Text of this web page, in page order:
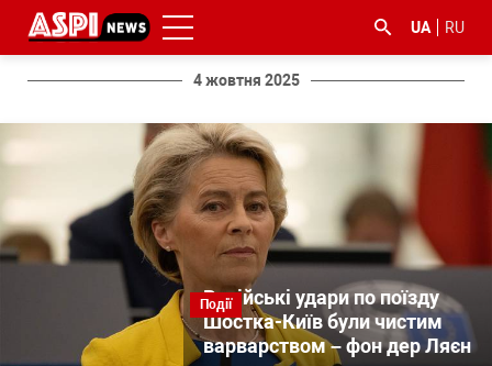
UA RU
4 жовтня 2025
Події
Російські удари по поїзду
Шостка-Київ були чистим
варварством – фон дер Ляєн
#ООС
#боротьба
з
корупцією
#ДФС #Київ #коронавірус